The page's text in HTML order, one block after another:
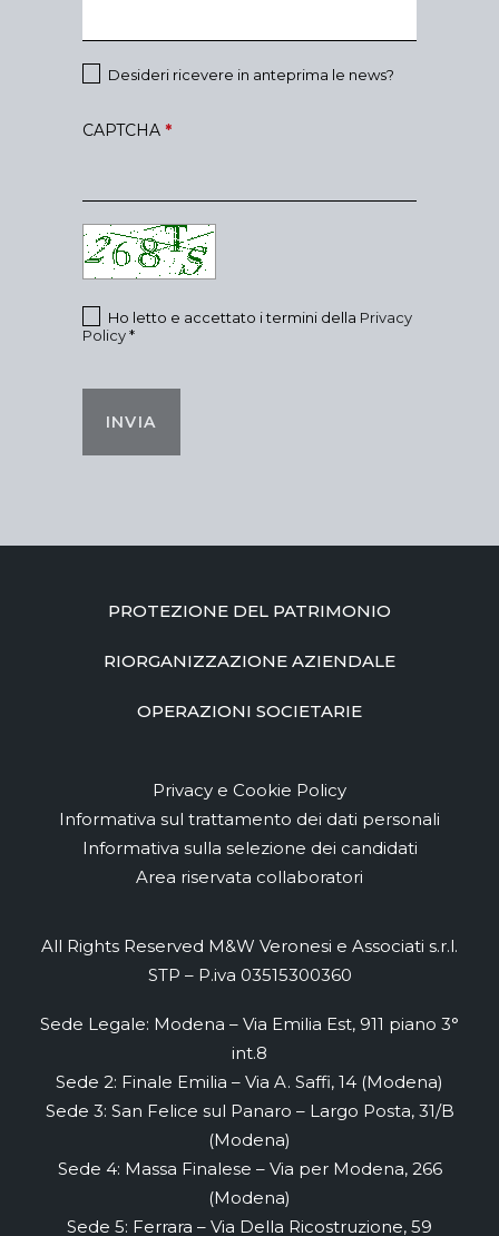
Desideri ricevere in anteprima le news?
CAPTCHA *
Ho letto e accettato i termini della Privacy
Policy*
INVIA
PROTEZIONE DEL PATRIMONIO
RIORGANIZZAZIONE AZIENDALE
OPERAZIONI SOCIETARIE
Privacy e Cookie Policy
Informativa sul trattamento dei dati personali
Informativa sulla selezione dei candidati
Area riservata collaboratori
All Rights Reserved M&W Veronesi e Associati s.r.l.
STP – P.iva 03515300360
Sede Legale: Modena – Via Emilia Est, 911 piano 3°
int.8
Sede 2: Finale Emilia – Via A. Saffi, 14 (Modena)
Sede 3: San Felice sul Panaro – Largo Posta, 31/B
(Modena)
Sede 4: Massa Finalese – Via per Modena, 266
(Modena)
Sede 5: Ferrara – Via Della Ricostruzione, 59